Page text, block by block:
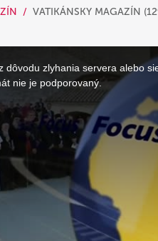
VATIKÁNSKY MAGAZÍN
zlyhania servera alebo
nie je podporovaný.